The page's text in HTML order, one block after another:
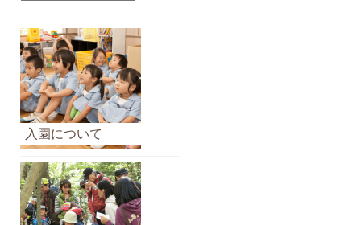
ら
せ
の
ア
ー
カ
イ
ブ
入園について